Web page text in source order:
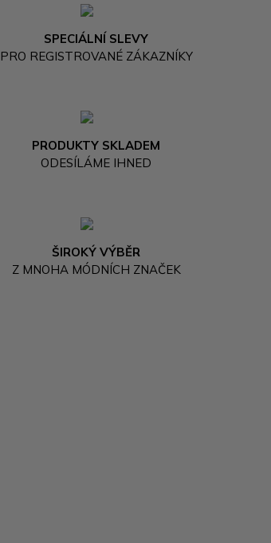
SPECIÁLNÍ SLEVY
PRO REGISTROVANÉ ZÁKAZNÍKY
PRODUKTY SKLADEM
ODESÍLÁME IHNED
ŠIROKÝ VÝBĚR
Z MNOHA MÓDNÍCH ZNAČEK